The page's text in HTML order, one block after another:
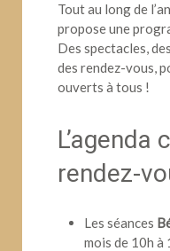
Tout au long de
propose une
Des spectacles,
des rendez-vous,
ouverts à tous !
L’agenda
rendez-
Les séances
mois de 10h à